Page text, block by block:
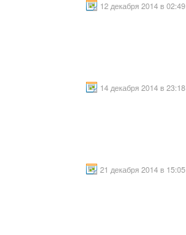
12 декабря 2014 в 02:49
14 декабря 2014 в 23:18
21 декабря 2014 в 15:05